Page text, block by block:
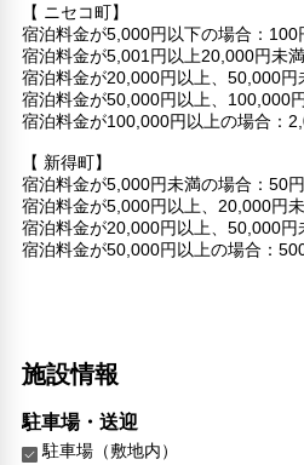
【 ニセコ町】
宿泊料金が5,000円以下の場合：100
宿泊料金が5,001円以上20,000円未
宿泊料金が20,000円以上、50,000円
宿泊料金が50,000円以上、100,000
宿泊料金が100,000円以上の場合：
【 新得町】
宿泊料金が5,000円未満の場合：50円
宿泊料金が5,000円以上、20,000円
宿泊料金が20,000円以上、50,000円
宿泊料金が50,000円以上の場合：
施設情報
駐車場・送迎
駐車場（敷地内）